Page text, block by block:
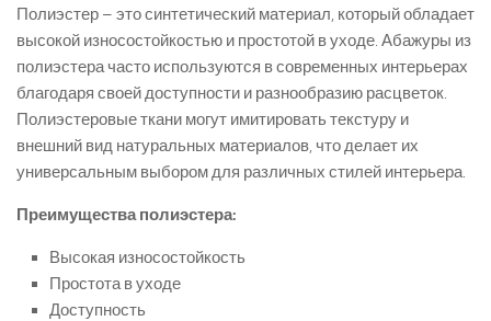
Полиэстер – это синтетический материал, который обладает
высокой износостойкостью и простотой в уходе. Абажуры из
полиэстера часто используются в современных интерьерах
благодаря своей доступности и разнообразию расцветок.
Полиэстеровые ткани могут имитировать текстуру и
внешний вид натуральных материалов, что делает их
универсальным выбором для различных стилей интерьера.
Преимущества полиэстера:
Высокая износостойкость
Простота в уходе
Доступность